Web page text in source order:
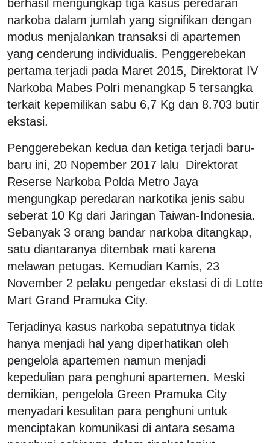
berhasil mengungkap tiga kasus peredaran
narkoba dalam jumlah yang signifikan dengan
modus menjalankan transaksi di apartemen
yang cenderung individualis. Penggerebekan
pertama terjadi pada Maret 2015, Direktorat IV
Narkoba Mabes Polri menangkap 5 tersangka
terkait kepemilikan sabu 6,7 Kg dan 8.703 butir
ekstasi.
Penggerebekan kedua dan ketiga terjadi baru-
baru ini, 20 Nopember 2017 lalu Direktorat
Reserse Narkoba Polda Metro Jaya
mengungkap peredaran narkotika jenis sabu
seberat 10 Kg dari Jaringan Taiwan-Indonesia.
Sebanyak 3 orang bandar narkoba ditangkap,
satu diantaranya ditembak mati karena
melawan petugas. Kemudian Kamis, 23
November 2 pelaku pengedar ekstasi di di Lotte
Mart Grand Pramuka City.
Terjadinya kasus narkoba sepatutnya tidak
hanya menjadi hal yang diperhatikan oleh
pengelola apartemen namun menjadi
kepedulian para penghuni apartemen. Meski
demikian, pengelola Green Pramuka City
menyadari kesulitan para penghuni untuk
menciptakan komunikasi di antara sesama